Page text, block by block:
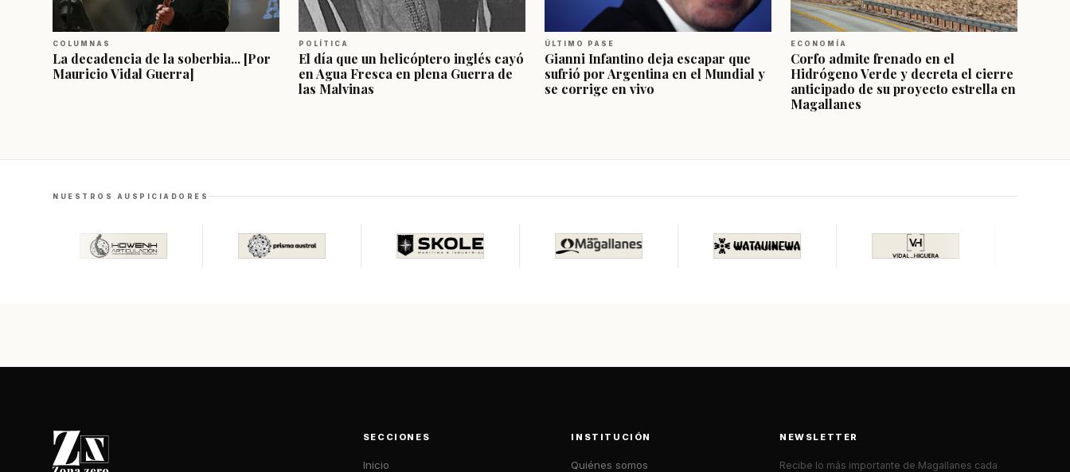
COLUMNAS
La decadencia de la soberbia... [Por
Mauricio Vidal Guerra]
POLÍTICA
El día que un helicóptero inglés cayó
en Agua Fresca en plena Guerra de
las Malvinas
ÚLTIMO PASE
Gianni Infantino deja escapar que
sufrió por Argentina en el Mundial y
se corrige en vivo
ECONOMÍA
Corfo admite frenado en el
Hidrógeno Verde y decreta el cierre
anticipado de su proyecto estrella en
Magallanes
NUESTROS AUSPICIADORES
SECCIONES
Inicio
INSTITUCIÓN
Quiénes somos
NEWSLETTER
Recibe lo más importante de Magallanes cada